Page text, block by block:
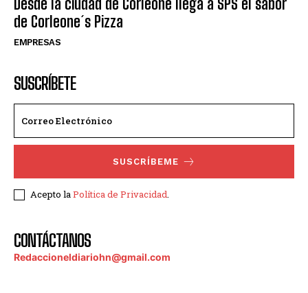
Desde la ciudad de Corleone llega a SPS el sabor
de Corleone´s Pizza
EMPRESAS
SUSCRÍBETE
SUSCRÍBEME
Acepto laPolítica de Privacidad.
CONTÁCTANOS
Redaccioneldiariohn@gmail.com